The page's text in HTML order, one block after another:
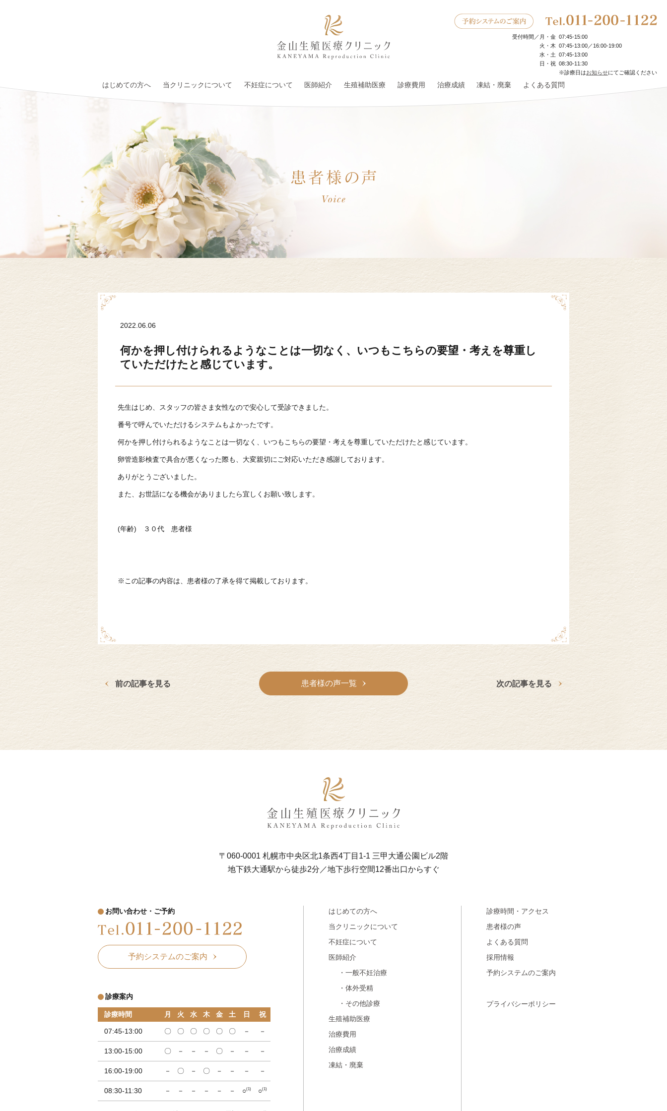
はじめての方へ 当クリニックについて 不妊症について 医師紹介 生殖補助医療 診療費用 治療成績 凍結・廃棄 よくある質問
受付時間／ 月・金 07:45‐15:00
火・木 07:45‐13:00／16:00-19:00
水・土 07:45‐13:00
日・祝 08:30‐11:30
※診療日はお知らせにてご確認ください
2022.06.06
何かを押し付けられるようなことは一切なく、いつもこちらの要望・考えを尊重し
ていただけたと感じています。
先生はじめ、スタッフの皆さま女性なので安心して受診できました。
番号で呼んでいただけるシステムもよかったです。
何かを押し付けられるようなことは一切なく、いつもこちらの要望・考えを尊重していただけたと感じています。
卵管造影検査で具合が悪くなった際も、大変親切にご対応いただき感謝しております。
ありがとうございました。
また、お世話になる機会がありましたら宜しくお願い致します。
(年齢) ３０代 患者様
※この記事の内容は、患者様の了承を得て掲載しております。
前の記事を見る 患者様の声一覧 次の記事を見る
〒060-0001 札幌市中央区北1条西4丁目1-1 三甲大通公園ビル2階
地下鉄大通駅から徒歩2分／地下歩行空間12番出口からすぐ
お問い合わせ・ご予約
予約システムのご案内
診療案内
診療時間 月 火 水 木 金 土 日 祝
07:45-13:00 〇 〇 〇 〇 〇 〇 － －
13:00-15:00 〇 － － － 〇 － － －
16:00-19:00 － 〇 － 〇 － － － －
08:30-11:30 － － － － － － ○(1) ○(1)
はじめての方へ
当クリニックについて
不妊症について
医師紹介
・一般不妊治療
・体外受精
・その他診療
生殖補助医療
治療費用
治療成績
凍結・廃棄
診療時間・アクセス
患者様の声
よくある質問
採用情報
予約システムのご案内
プライバシーポリシー